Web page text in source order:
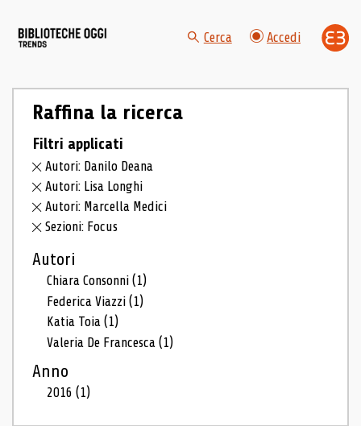
Cerca Accedi
Raffina la ricerca
Filtri applicati
Autori: Danilo Deana
Autori: Lisa Longhi
Autori: Marcella Medici
Sezioni: Focus
Autori
Chiara Consonni(1)
Federica Viazzi(1)
Katia Toia(1)
Valeria De Francesca(1)
Anno
2016(1)